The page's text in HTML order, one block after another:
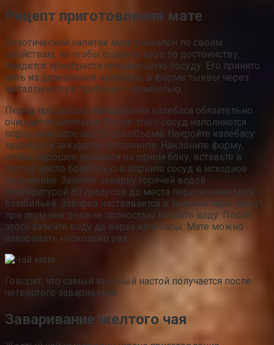
Рецепт приготовления мате
Экзотический напиток мате уникален по своим
свойствам, но чтобы оценить вкус по достоинству,
придется приобрести специальную посуду. Его принято
пить из деревянной калебасы в форме тыквы через
металлическую трубочку – бомбилью.
Перед процессом заваривания калебаса обязательно
очищается кипятком. После этого сосуд наполняется
порошком мате на 2/3 его объема. Накройте калебасу
ладонью и аккуратно встряхните. Наклоните форму,
чтобы порошок оказался на одном боку, вставьте в
пустое место бомбилью и верните сосуд в исходное
положение. Залейте заварку горячей водой
температурой 80 градусов до места пересечения мате с
бомбильей. Заварка настаивается в течении пары минут,
при этом она должна полностью впитать воду. После
этого залейте воду до верха калебасы. Мате можно
заваривать несколько раз.
Говорят, что самый вкусный настой получается после
четвертого заваривания
Заваривание желтого чая